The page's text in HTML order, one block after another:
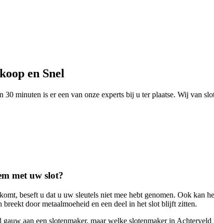
en Snel
minuten is er een van onze experts bij u ter plaatse. Wij van
met uw slot?
beseft u dat u uw sleutels niet mee hebt genomen. Ook kan
door metaalmoeheid en een deel in het slot blijft zitten.
aan een slotenmaker, maar welke slotenmaker in